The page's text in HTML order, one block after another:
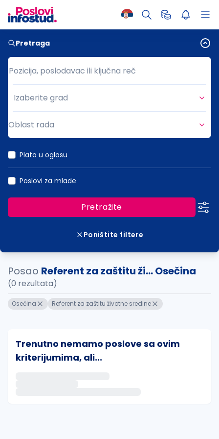
Pretraga
Pozicija, poslodavac ili ključna reč
Pozicija, poslodavac ili ključna reč
Grad
Izaberite grad
Oblast rada
Plata u oglasu
Poslovi za mlade
Pretražite
Poništite filtere
Posao Referent za zaštitu ži... Osečina
(0 rezultata)
Osečina Referent za zaštitu životne sredine
Trenutno nemamo poslove sa ovim
kriterijumima, ali...